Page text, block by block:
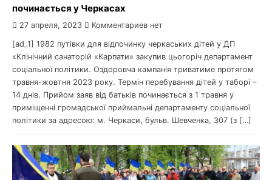
починається у Черкасах
27 апреля, 2023 Комментариев нет
[ad_1] 1982 путівки для відпочинку черкаських дітей у ДП
«Клінічний санаторій «Карпати» закупив цьогоріч департамент
соціальної політики. Оздоровча кампанія триватиме протягом
травня-жовтня 2023 року. Термін перебування дітей у таборі –
14 днів. Прийом заяв від батьків починається з 1 травня у
приміщенні громадської приймальні департаменту соціальної
політики за адресою: м. Черкаси, бульв. Шевченка, 307 (з […]